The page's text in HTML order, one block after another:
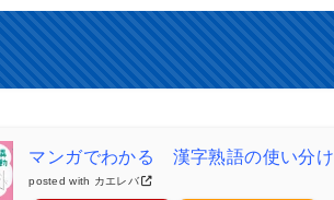
マンガでわかる 漢字熟語の使い分
posted with カエレバ